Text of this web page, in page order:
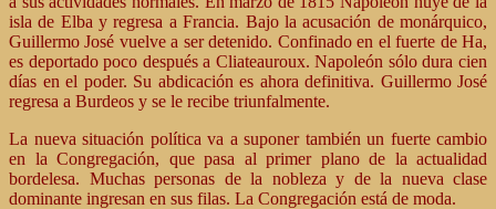
isla de Elba y regresa a Francia. Bajo la acusación de monárquico,
Guillermo José vuelve a ser detenido. Confinado en el fuerte de Ha,
es deportado poco después a Cliateauroux. Napoleón sólo dura cien
días en el poder. Su abdicación es ahora definitiva. Guillermo José
regresa a Burdeos y se le recibe triunfalmente.
La nueva situación política va a suponer también un fuerte cambio
en la Congregación, que pasa al primer plano de la actualidad
bordelesa. Muchas personas de la nobleza y de la nueva clase
dominante ingresan en sus filas. La Congregación está de moda.